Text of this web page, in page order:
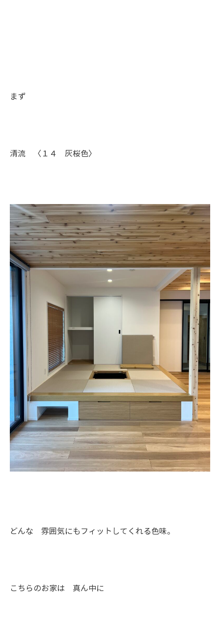
まず
清流 〈１４ 灰桜色〉
どんな 雰囲気にもフィットしてくれる色味。
こちらのお家は 真ん中に